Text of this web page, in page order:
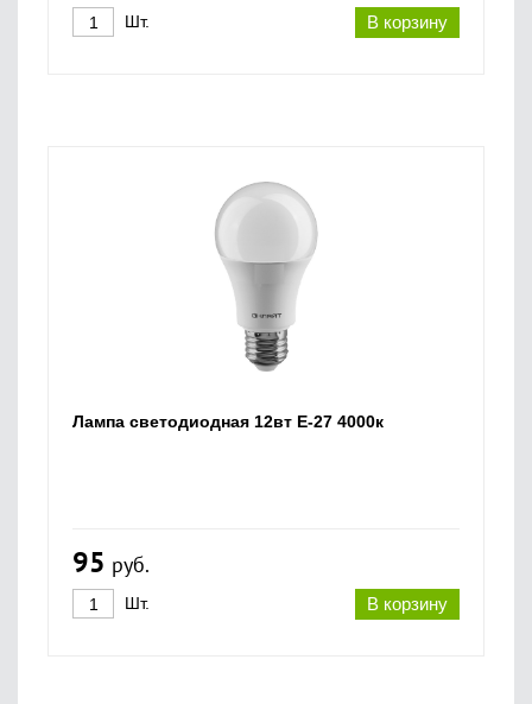
В корзину
Шт.
Лампа светодиодная 12вт Е-27 4000к
95 руб.
В корзину
Шт.